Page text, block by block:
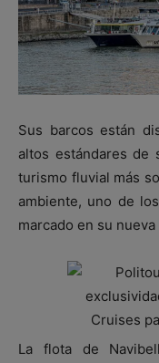
Sus barcos están
altos estándares de
turismo fluvial más
ambiente, uno de
marcado en su nueva
La flota de